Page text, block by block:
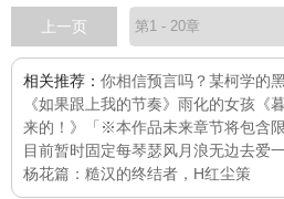
上一页
相关推荐： 你相信预言吗？某柯学的
《如果跟上我的节奏》 雨化的女孩 《
来的！》「※本作品未来章节将包含
目前暂时固定每琴瑟风月浪无边去爱
杨花篇：糙汉的终结者，H红尘策